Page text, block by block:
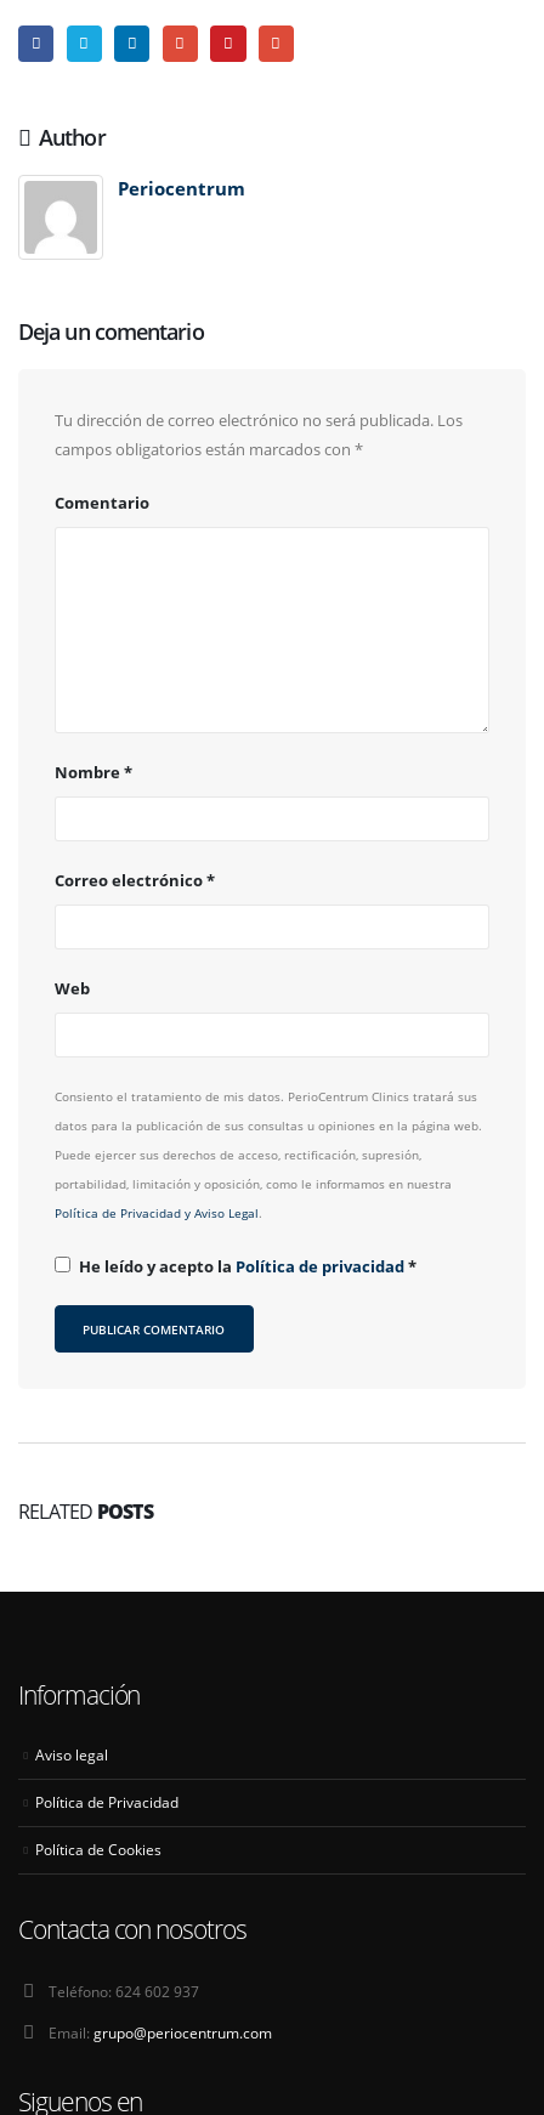
Author
Periocentrum
Deja un comentario
Tu dirección de correo electrónico no será publicada. Los
campos obligatorios están marcados con *
Comentario
Nombre*
Correo electrónico*
Web
Consiento el tratamiento de mis datos. PerioCentrum Clinics tratará sus
datos para la publicación de sus consultas u opiniones en la página web.
Puede ejercer sus derechos de acceso, rectificación, supresión,
portabilidad, limitación y oposición, como le informamos en nuestra
Política de Privacidad y Aviso Legal.
He leído y acepto la Política de privacidad*
RELATED POSTS
Información
Aviso legal
Política de Privacidad
Política de Cookies
Contacta con nosotros
Teléfono: 624 602 937
Email: grupo@periocentrum.com
Siguenos en